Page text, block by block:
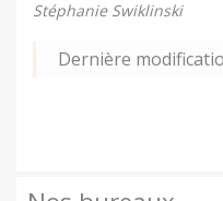
Stéphanie Swiklinski
Dernière